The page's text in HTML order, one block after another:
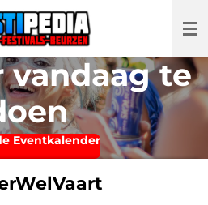
vandaag te
Eventkalender